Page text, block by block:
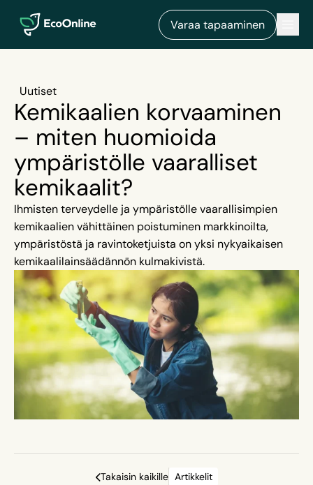
EcoOnline
Varaa tapaaminen
Uutiset
Kemikaalien korvaaminen
– miten huomioida
ympäristölle vaaralliset
kemikaalit?
Ihmisten terveydelle ja ympäristölle vaarallisimpien
kemikaalien vähittäinen poistuminen markkinoilta,
ympäristöstä ja ravintoketjuista on yksi nykyaikaisen
kemikaalilainsäädännön kulmakivistä.
Takaisin kaikille Artikkelit